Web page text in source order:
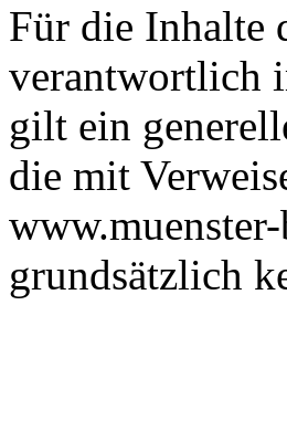
Für die Inhalte
verantwortlich
gilt ein
die mit
grundsätzlich